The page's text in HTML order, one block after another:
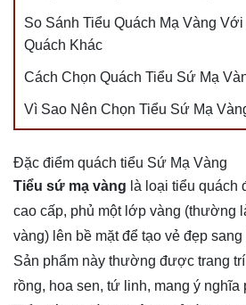
So Sánh Tiểu Quách Mạ Vàng
Quách Khác
Cách Chọn Quách Tiểu Sứ Mạ
Vì Sao Nên Chọn Tiểu Sứ Mạ
Đặc điểm quách tiểu Sứ Mạ Vàng
Tiểu sứ mạ vàng là loại tiểu
cao cấp, phủ một lớp vàng (thường
vàng) lên bề mặt để tạo vẻ đẹp
Sản phẩm này thường được trang
rồng, hoa sen, tứ linh, mang ý nghĩa